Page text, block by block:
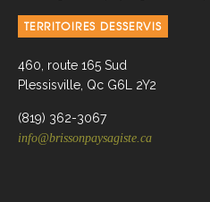
TERRITOIRES DESSERVIS
460, route 165 Sud
Plessisville, Qc G6L 2Y2
(819) 362-3067
info@brissonpaysagiste.ca